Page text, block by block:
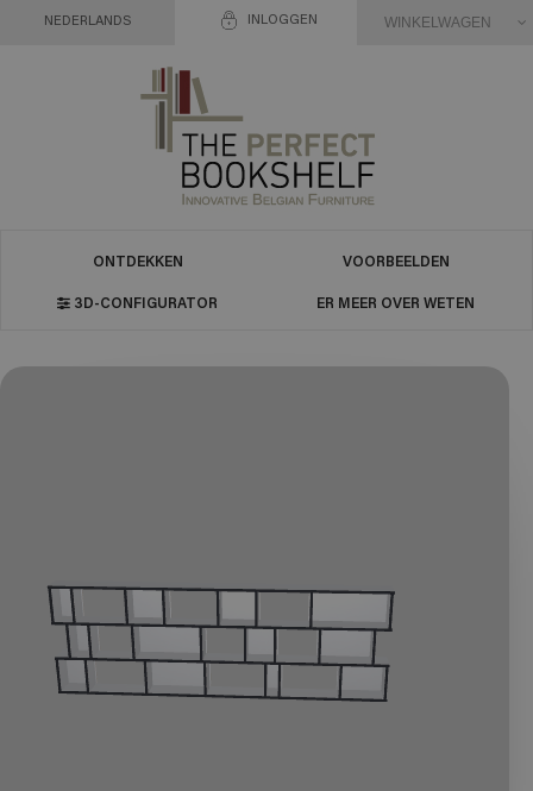
INLOGGEN
NEDERLANDS WINKELWAGEN
ONTDEKKEN VOORBEELDEN
3D-CONFIGURATOR ER MEER OVER WETEN